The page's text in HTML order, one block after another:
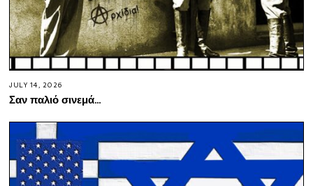
JULY 14, 2026
Σαν παλιό σινεμά…